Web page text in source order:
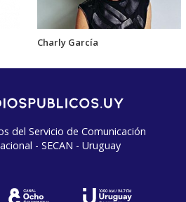
Charly García
del Servicio de Comunicación
- SECAN - Uruguay